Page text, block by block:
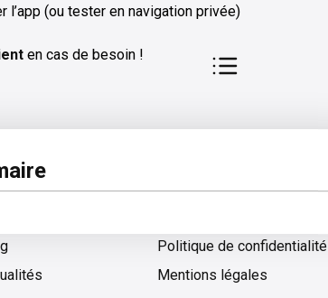
l’app (ou tester en navigation privée)
en cas de besoin !
Politique de confidentialité
Mentions légales